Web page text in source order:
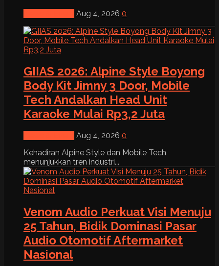
Aug 4, 2026 0
GIIAS 2026: Alpine Style Boyong
Body Kit Jimny 3 Door, Mobile
Tech Andalkan Head Unit
Karaoke Mulai Rp3,2 Juta
Aug 4, 2026 0
Kehadiran Alpine Style dan Mobile Tech
menunjukkan tren industri...
Venom Audio Perkuat Visi Menuju
25 Tahun, Bidik Dominasi Pasar
Audio Otomotif Aftermarket
Nasional